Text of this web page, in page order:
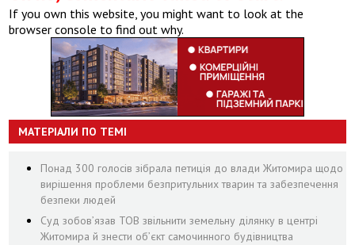
If you own this website, you might want to look at the
browser console to find out why.
МАТЕРІАЛИ ПО ТЕМІ
Понад 300 голосів зібрала петиція до влади Житомира щодо
вирішення проблеми безпритульних тварин та забезпечення
безпеки людей
Суд зобов’язав ТОВ звільнити земельну ділянку в центрі
Житомира й знести об’єкт самочинного будівництва